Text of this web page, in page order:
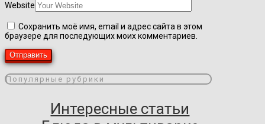
Website
Сохранить моё имя, email и адрес сайта в этом
браузере для последующих моих комментариев.
Популярные рубрики
Интересные статьи